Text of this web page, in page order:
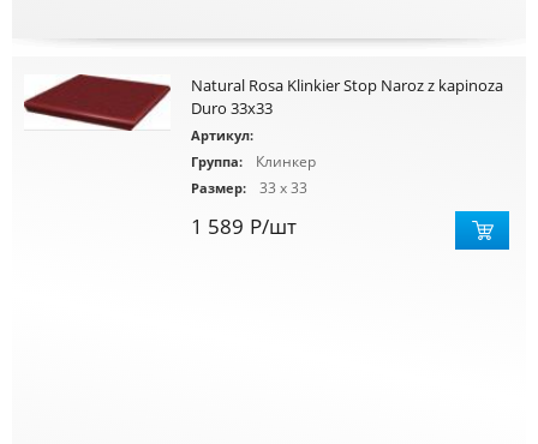
Natural Rosa Klinkier Stop Naroz z kapinoza
Duro 33x33
Артикул:
Группа:
Клинкер
Размер: 33 x 33
1 589 Р/шт